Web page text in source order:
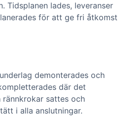
Tidsplanen lades, leveranser
för att ge fri åtkomst
demonterades och
där det
sattes och
i alla anslutningar.